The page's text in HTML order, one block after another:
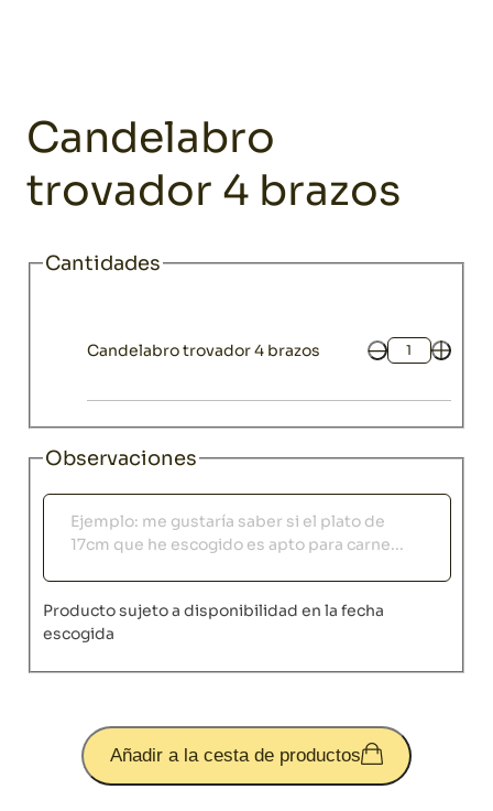
Candelabro
trovador 4 brazos
Cantidades
Candelabro trovador 4 brazos Cantidad
Observaciones
Observaciones
Producto sujeto a disponibilidad en la fecha
escogida
Añadir a la cesta de productos